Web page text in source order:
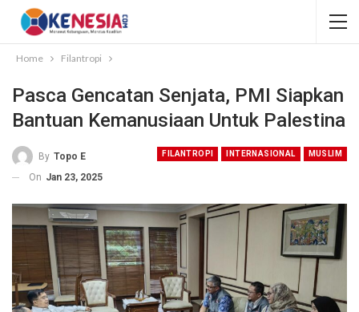
Home Filantropi
Pasca Gencatan Senjata, PMI Siapkan
Bantuan Kemanusiaan Untuk Palestina
FILANTROPI INTERNASIONAL MUSLIM
By Topo E
On Jan 23, 2025